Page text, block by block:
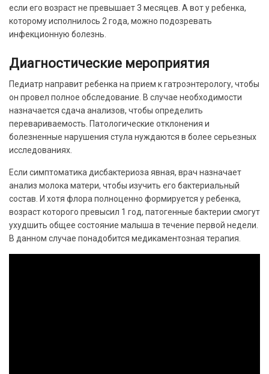
если его возраст не превышает 3 месяцев. А вот у ребенка,
которому исполнилось 2 года, можно подозревать
инфекционную болезнь.
Диагностические мероприятия
Педиатр направит ребенка на прием к гатроэнтерологу, чтобы
он провел полное обследование. В случае необходимости
назначается сдача анализов, чтобы определить
перевариваемость. Патологические отклонения и
болезненные нарушения стула нуждаются в более серьезных
исследованиях.
Если симптоматика дисбактериоза явная, врач назначает
анализ молока матери, чтобы изучить его бактериальный
состав. И хотя флора полноценно формируется у ребенка,
возраст которого превысил 1 год, патогенные бактерии смогут
ухудшить общее состояние малыша в течение первой недели.
В данном случае понадобится медикаментозная терапия.